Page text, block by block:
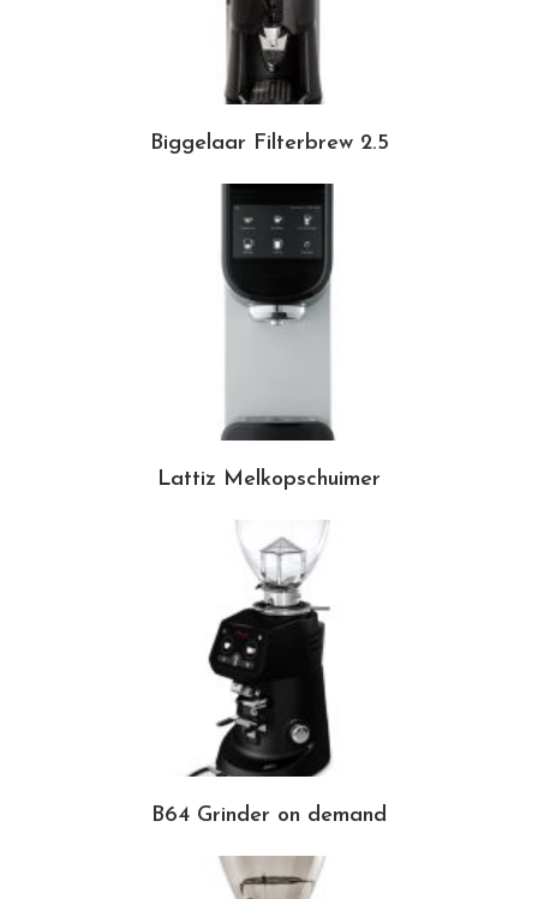
Biggelaar Filterbrew 2.5
Lattiz Melkopschuimer
B64 Grinder on demand